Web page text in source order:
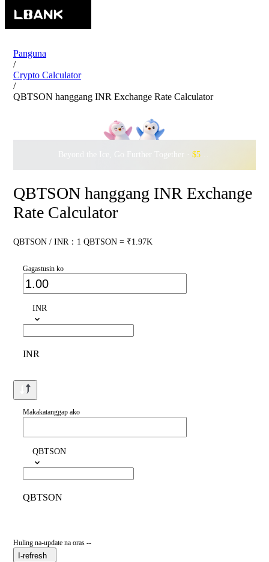
Panguna
/
Crypto Calculator
/
QBTSON hanggang INR Exchange Rate Calculator
Beyond the Ice, Go Further Together · $500,000
QBTSON hanggang INR Exchange
Rate Calculator
QBTSON / INR：1 QBTSON = ₹1.97K
Gagastusin ko
INR
INR
Makakatanggap ako
QBTSON
QBTSON
Huling na-update na oras --
I-refresh